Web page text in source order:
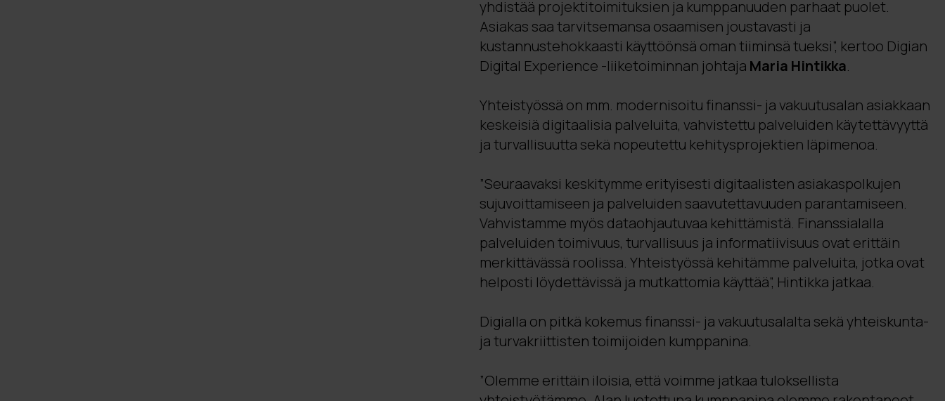
yhdistää projektitoimituksien ja kumppanuuden parhaat puolet.
Asiakas saa tarvitsemansa osaamisen joustavasti ja
kustannustehokkaasti käyttöönsä oman tiiminsä tueksi”, kertoo Digian
Digital Experience -liiketoiminnan johtaja Maria Hintikka.
Yhteistyössä on mm. modernisoitu finanssi- ja vakuutusalan asiakkaan
keskeisiä digitaalisia palveluita, vahvistettu palveluiden käytettävyyttä
ja turvallisuutta sekä nopeutettu kehitysprojektien läpimenoa.
”Seuraavaksi keskitymme erityisesti digitaalisten asiakaspolkujen
sujuvoittamiseen ja palveluiden saavutettavuuden parantamiseen.
Vahvistamme myös dataohjautuvaa kehittämistä. Finanssialalla
palveluiden toimivuus, turvallisuus ja informatiivisuus ovat erittäin
merkittävässä roolissa. Yhteistyössä kehitämme palveluita, jotka ovat
helposti löydettävissä ja mutkattomia käyttää”, Hintikka jatkaa.
Digialla on pitkä kokemus finanssi- ja vakuutusalalta sekä yhteiskunta-
ja turvakriittisten toimijoiden kumppanina.
”Olemme erittäin iloisia, että voimme jatkaa tuloksellista